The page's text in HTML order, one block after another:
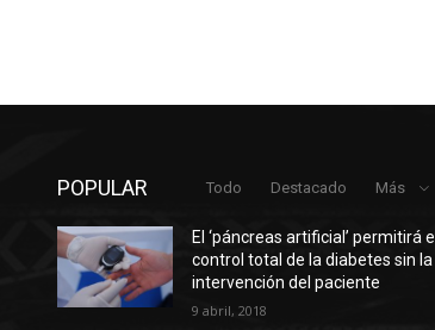
POPULAR Todo Destacado Más
El ‘páncreas artificial’ permitirá el
control total de la diabetes sin la
intervención del paciente
9 abril, 2018